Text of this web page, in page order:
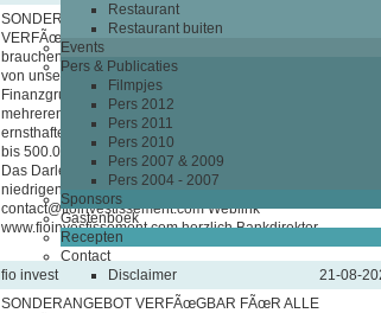
Restaurant
Restaurant buiten
Events
Pers & Publicaties
Filmpjes
Pers 2012
Pers 2011
Pers 2010
Pers 2007 & 2009
Pers 2004 - 2007
Sponsors
Gastenboek
Recepten
Contact
Disclaimer
SONDERANGEBOT VERFÃœGBAR FÃœR ALLE
VERFÃœGBAR Hallo sehr geehrte Damen und Herren Sie
brauchen einen zuverlÃ¤ssigen Kredit und lassen sich nicht
von unseren Landsleuten tÃ¤uschen, die gesamte
Finanzgruppe Frankreichs und Spaniens kooperiert mit
mehreren anderen Banken. Wir vergeben Kredite an alle
ernsthaften Menschen, die einen Kredit in HÃ¶he von 5.000
bis 500.000 EUR wÃ¼nschen zahlbar nach Ihrer FÃ¤lligkeit.
Das Darlehen wird innerhalb von 24 Stunden mit einem
niedrigen Zinssatz von 2% bereitgestellt jÃ¤hrlich Kontakt
contact@fioinvestissement.com Weblink
www.fioinvestissement.com herzlich Bankdirektor
fio invest
21-08-
SONDERANGEBOT VERFÃœGBAR FÃœR ALLE